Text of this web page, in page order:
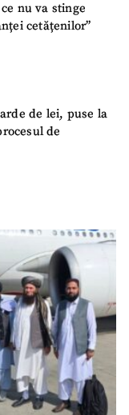
nu va stinge
cetățenilor”
de lei, puse la
de